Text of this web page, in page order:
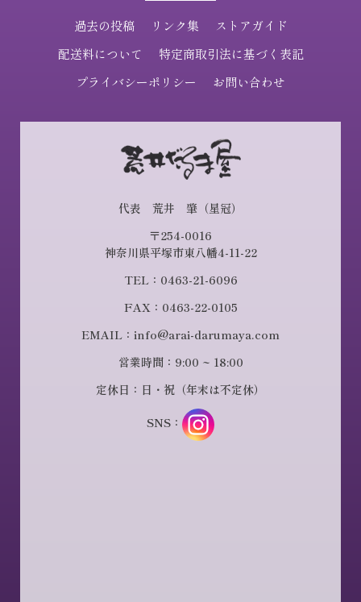
過去の投稿 リンク集
ストアガイド
配送料について
特定商取引法に基づく表記
プライバシーポリシー
お問い合わせ
代表 荒井 肇（星冠）
〒254-0016
神奈川県平塚市東八幡4-11-22
TEL：0463-21-6096
FAX：0463-22-0105
EMAIL：info@arai-darumaya.com
営業時間：9:00 ~ 18:00
定休日：日・祝（年末は不定休）
SNS：